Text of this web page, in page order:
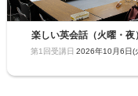
楽しい英会話（火曜・夜
2026年10月6日(